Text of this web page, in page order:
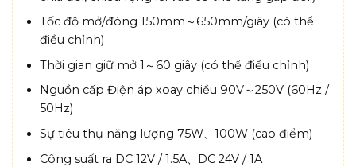
Tốc độ mở/đóng 150mm～650mm/giây (có thể
điều chỉnh)
Thời gian giữ mở 1～60 giây (có thể điều chỉnh)
Nguồn cấp Điện áp xoay chiều 90V～250V (60Hz /
50Hz)
Sự tiêu thụ năng lượng 75W、100W (cao điểm)
Công suất ra DC 12V / 1.5A、DC 24V / 1A